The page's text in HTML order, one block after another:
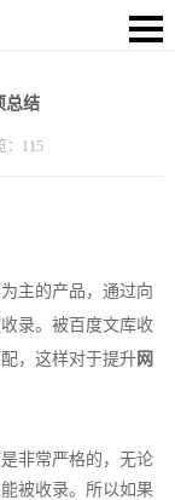
总结
115
主的产品，通过向
录。被百度文库收
，这样对于提升 网
非常严格的，无论
被收录。所以如果